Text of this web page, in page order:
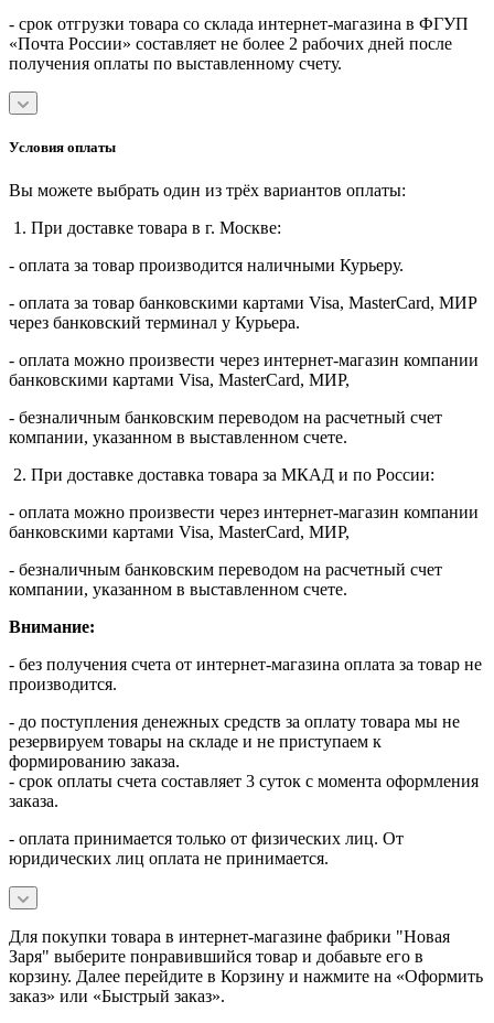
- срок отгрузки товара со склада интернет-магазина в ФГУП
«Почта России» составляет не более 2 рабочих дней после
получения оплаты по выставленному счету.
Условия оплаты
Вы можете выбрать один из трёх вариантов оплаты:
1. При доставке товара в г. Москве:
- оплата за товар производится наличными Курьеру.
- оплата за товар банковскими картами Visa, MasterСard, МИР
через банковский терминал у Курьера.
- оплата можно произвести через интернет-магазин компании
банковскими картами Visa, MasterСard, МИР,
- безналичным банковским переводом на расчетный счет
компании, указанном в выставленном счете.
2. При доставке доставка товара за МКАД и по России:
- оплата можно произвести через интернет-магазин компании
банковскими картами Visa, MasterСard, МИР,
- безналичным банковским переводом на расчетный счет
компании, указанном в выставленном счете.
Внимание:
- без получения счета от интернет-магазина оплата за товар не
производится.
- до поступления денежных средств за оплату товара мы не
резервируем товары на складе и не приступаем к
формированию заказа.
- срок оплаты счета составляет 3 суток с момента оформления
заказа.
- оплата принимается только от физических лиц. От
юридических лиц оплата не принимается.
Для покупки товара в интернет-магазине фабрики "Новая
Заря" выберите понравившийся товар и добавьте его в
корзину. Далее перейдите в Корзину и нажмите на «Оформить
заказ» или «Быстрый заказ».